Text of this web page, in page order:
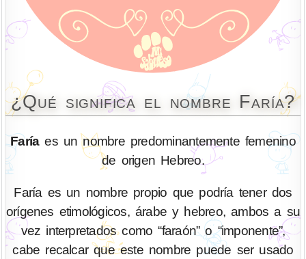
¿Qué significa el nombre Faría?
Faríaes un nombre predominantemente femenino
de origen Hebreo.
Faría es un nombre propio que podría tener dos
orígenes etimológicos, árabe y hebreo, ambos a su
vez interpretados como “faraón” o “imponente”,
cabe recalcar que este nombre puede ser usado